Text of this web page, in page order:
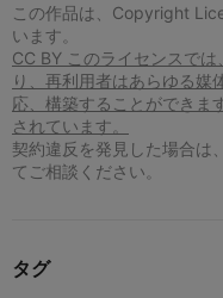
この作品は、Copyright
います。
CC BY このライセンスで
り、再利用者はあらゆる媒
応、構築することができま
されています。
契約違反を発見した場合は
てご相談ください。
タグ